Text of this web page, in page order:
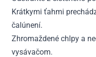
Krátkymi ťahmi
čalúnení.
Zhromaždené chlpy a
vysávačom.